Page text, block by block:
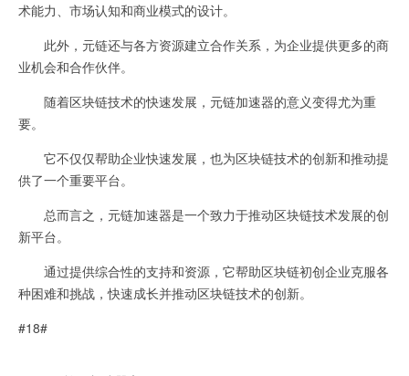
术能力、市场认知和商业模式的设计。
此外，元链还与各方资源建立合作关系，为企业提供更多的商
业机会和合作伙伴。
随着区块链技术的快速发展，元链加速器的意义变得尤为重
要。
它不仅仅帮助企业快速发展，也为区块链技术的创新和推动提
供了一个重要平台。
总而言之，元链加速器是一个致力于推动区块链技术发展的创
新平台。
通过提供综合性的支持和资源，它帮助区块链初创企业克服各
种困难和挑战，快速成长并推动区块链技术的创新。
#18#